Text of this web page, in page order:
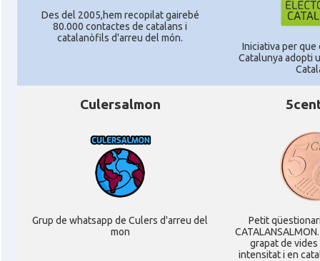
Des del 2005,hem recopilat gairebé
80.000 contactes de catalans i
catalanòfils d'arreu del món.
Iniciativa per que
Catalunya adopti
Culersalmon
Grup de whatsapp de Culers d'arreu del
mon
Petit
grapat de
intensitat i en